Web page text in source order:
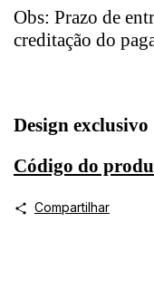
Obs: Prazo de
creditação do
Design
Código do
Compartilhar